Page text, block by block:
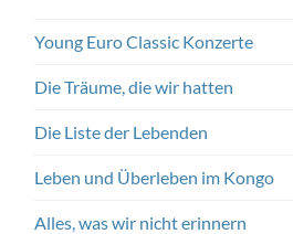
Young Euro Classic Konzerte
Die Träume, die wir hatten
Die Liste der Lebenden
Leben und Überleben im Kongo
Alles, was wir nicht erinnern